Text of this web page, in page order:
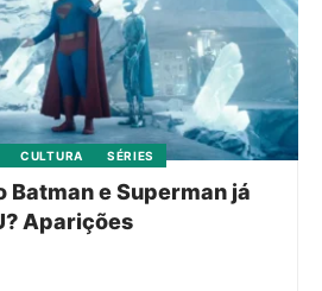
CULTURA SÉRIES
Batman e Superman já
Aparições